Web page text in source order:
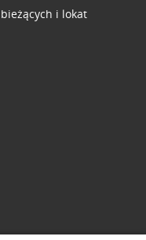
i lokat